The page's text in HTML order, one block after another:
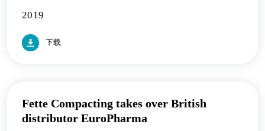
2019
下载
Fette Compacting takes over British
distributor EuroPharma